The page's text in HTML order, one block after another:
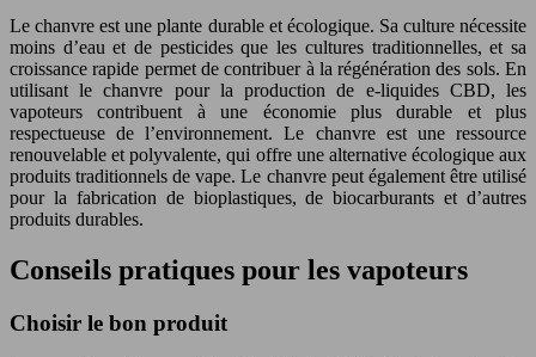
Le chanvre est une plante durable et écologique. Sa culture nécessite
moins d’eau et de pesticides que les cultures traditionnelles, et sa
croissance rapide permet de contribuer à la régénération des sols. En
utilisant le chanvre pour la production de e-liquides CBD, les
vapoteurs contribuent à une économie plus durable et plus
respectueuse de l’environnement. Le chanvre est une ressource
renouvelable et polyvalente, qui offre une alternative écologique aux
produits traditionnels de vape. Le chanvre peut également être utilisé
pour la fabrication de bioplastiques, de biocarburants et d’autres
produits durables.
Conseils pratiques pour les vapoteurs
Choisir le bon produit